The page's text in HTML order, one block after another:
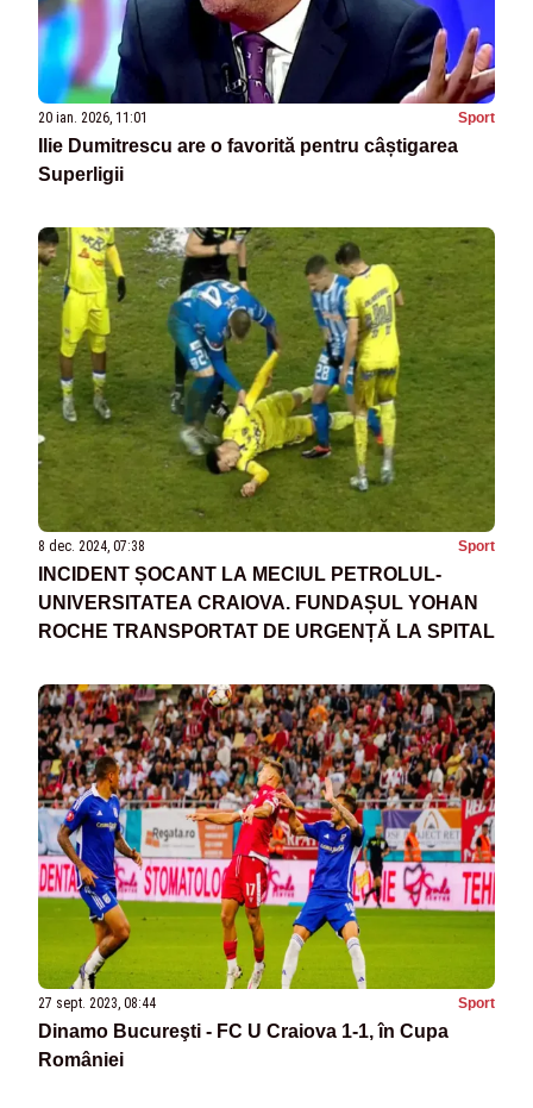
20 ian. 2026, 11:01 Sport
Ilie Dumitrescu are o favorită pentru câștigarea
Superligii
8 dec. 2024, 07:38 Sport
INCIDENT ȘOCANT LA MECIUL PETROLUL-
UNIVERSITATEA CRAIOVA. FUNDAȘUL YOHAN
ROCHE TRANSPORTAT DE URGENȚĂ LA SPITAL
27 sept. 2023, 08:44 Sport
Dinamo Bucureşti - FC U Craiova 1-1, în Cupa
României